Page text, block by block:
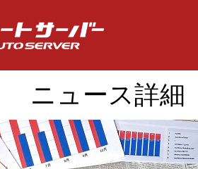
ニュース詳細